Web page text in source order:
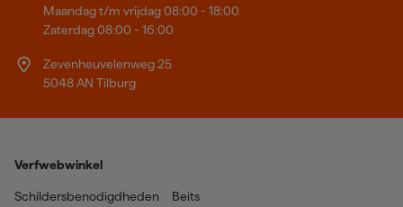
Maandag t/m vrijdag 08:00 - 18:00
Zaterdag 08:00 - 16:00
Zevenheuvelenweg 25
5048 AN Tilburg
Verfwebwinkel
Schildersbenodigdheden
Beits